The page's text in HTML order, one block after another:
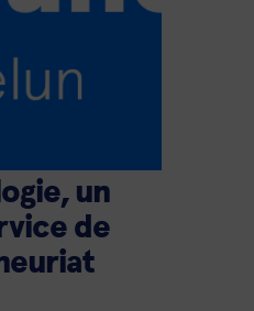
un
de